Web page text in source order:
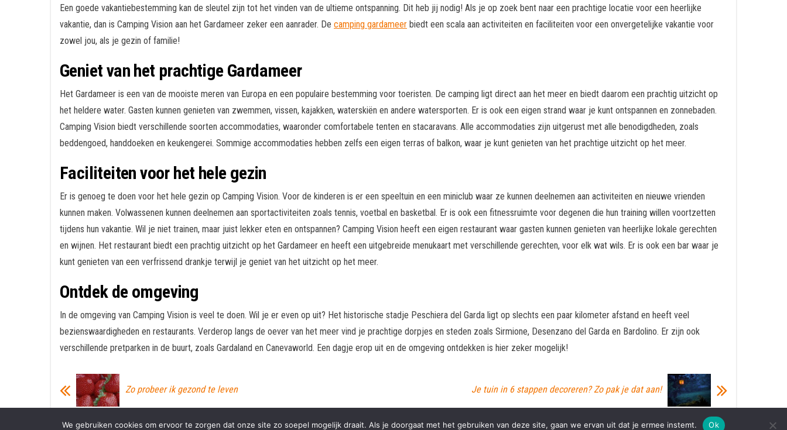
Een goede vakantiebestemming kan de sleutel zijn tot het vinden van de ultieme ontspanning. Dit heb jij nodig! Als je op zoek bent naar een prachtige locatie voor een heerlijke
vakantie, dan is Camping Vision aan het Gardameer zeker een aanrader. De camping gardameer biedt een scala aan activiteiten en faciliteiten voor een onvergetelijke vakantie voor
zowel jou, als je gezin of familie!
Geniet van het prachtige Gardameer
Het Gardameer is een van de mooiste meren van Europa en een populaire bestemming voor toeristen. De camping ligt direct aan het meer en biedt daarom een prachtig uitzicht op
het heldere water. Gasten kunnen genieten van zwemmen, vissen, kajakken, waterskiën en andere watersporten. Er is ook een eigen strand waar je kunt ontspannen en zonnebaden.
Camping Vision biedt verschillende soorten accommodaties, waaronder comfortabele tenten en stacaravans. Alle accommodaties zijn uitgerust met alle benodigdheden, zoals
beddengoed, handdoeken en keukengerei. Sommige accommodaties hebben zelfs een eigen terras of balkon, waar je kunt genieten van het prachtige uitzicht op het meer.
Faciliteiten voor het hele gezin
Er is genoeg te doen voor het hele gezin op Camping Vision. Voor de kinderen is er een speeltuin en een miniclub waar ze kunnen deelnemen aan activiteiten en nieuwe vrienden
kunnen maken. Volwassenen kunnen deelnemen aan sportactiviteiten zoals tennis, voetbal en basketbal. Er is ook een fitnessruimte voor degenen die hun training willen voortzetten
tijdens hun vakantie. Wil je niet trainen, maar juist lekker eten en ontspannen? Camping Vision heeft een eigen restaurant waar gasten kunnen genieten van heerlijke lokale gerechten
en wijnen. Het restaurant biedt een prachtig uitzicht op het Gardameer en heeft een uitgebreide menukaart met verschillende gerechten, voor elk wat wils. Er is ook een bar waar je
kunt genieten van een verfrissend drankje terwijl je geniet van het uitzicht op het meer.
Ontdek de omgeving
In de omgeving van Camping Vision is veel te doen. Wil je er even op uit? Het historische stadje Peschiera del Garda ligt op slechts een paar kilometer afstand en heeft veel
bezienswaardigheden en restaurants. Verderop langs de oever van het meer vind je prachtige dorpjes en steden zoals Sirmione, Desenzano del Garda en Bardolino. Er zijn ook
verschillende pretparken in de buurt, zoals Gardaland en Canevaworld. Een dagje erop uit en de omgeving ontdekken is hier zeker mogelijk!
Zo probeer ik gezond te leven Je tuin in 6 stappen decoreren? Zo pak je dat aan!
We gebruiken cookies om ervoor te zorgen dat onze site zo soepel mogelijk draait. Als je doorgaat met het gebruiken van deze site, gaan we ervan uit dat je ermee instemt. Ok